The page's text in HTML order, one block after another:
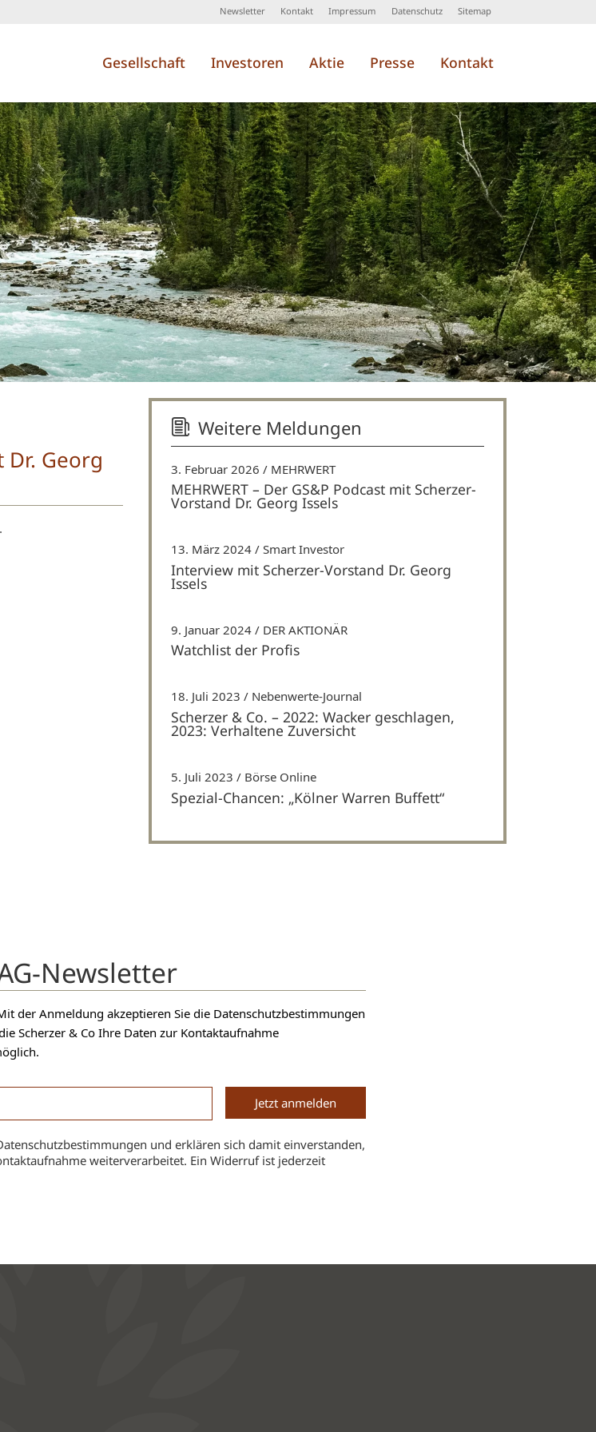
Newsletter Kontakt Impressum Datenschutz Sitemap
Gesellschaft Investoren Aktie Presse Kontakt
Dr. Georg
.
Weitere Meldungen
3. Februar 2026 MEHRWERT
MEHRWERT – Der GS&P Podcast mit Scherzer-
Vorstand Dr. Georg Issels
13. März 2024 Smart Investor
Interview mit Scherzer-Vorstand Dr. Georg
Issels
9. Januar 2024 DER AKTIONÄR
Watchlist der Profis
18. Juli 2023 Nebenwerte-Journal
Scherzer & Co. – 2022: Wacker geschlagen,
2023: Verhaltene Zuversicht
5. Juli 2023 Börse Online
Spezial-Chancen: „Kölner Warren Buffett“
Newsletter
der Anmeldung akzeptieren Sie die Datenschutzbestimmungen
Scherzer & Co Ihre Daten zur Kontaktaufnahme
und erklären sich damit einverstanden,
weiterverarbeitet. Ein Widerruf ist jederzeit